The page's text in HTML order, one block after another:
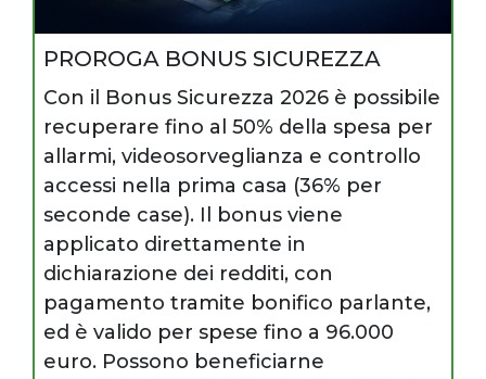
PROROGA BONUS SICUREZZA
Con il Bonus Sicurezza 2026 è possibile
recuperare fino al 50% della spesa per
allarmi, videosorveglianza e controllo
accessi nella prima casa (36% per
seconde case). Il bonus viene
applicato direttamente in
dichiarazione dei redditi, con
pagamento tramite bonifico parlante,
ed è valido per spese fino a 96.000
euro. Possono beneficiarne